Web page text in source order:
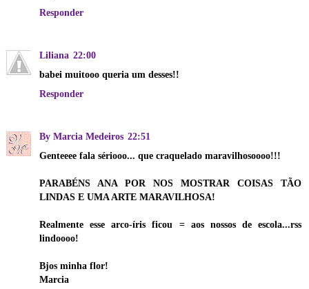
Responder
Liliana 22:00
babei muitooo queria um desses!!
Responder
By Marcia Medeiros 22:51
Genteeee fala sériooo... que craquelado maravilhosoooo!!!
PARABÉNS ANA POR NOS MOSTRAR COISAS TÃO
LINDAS E UMA ARTE MARAVILHOSA!
Realmente esse arco-íris ficou = aos nossos de escola...rss
lindoooo!
Bjos minha flor!
Marcia